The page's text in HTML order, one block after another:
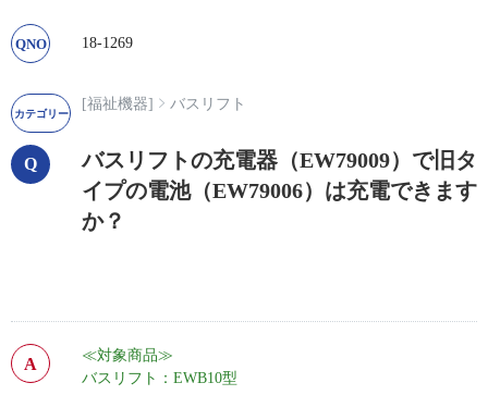
18-1269
[福祉機器] バスリフト
バスリフトの充電器（EW79009）で旧タ
イプの電池（EW79006）は充電できます
か？
≪対象商品≫
バスリフト：EWB10型